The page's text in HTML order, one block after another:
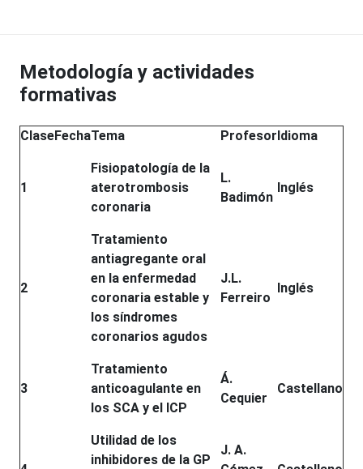
Metodología y actividades
formativas
ClaseFechaTema ProfesorIdioma
1
Fisiopatología de la
aterotrombosis
coronaria
L.
Badimón
Inglés
2
Tratamiento
antiagregante oral
en la enfermedad
coronaria estable y
los síndromes
coronarios agudos
J.L.
Ferreiro
Inglés
3
Tratamiento
anticoagulante en
los SCA y el ICP
Á.
Cequier
Castellano
Utilidad de los
inhibidores de la GP
J. A.